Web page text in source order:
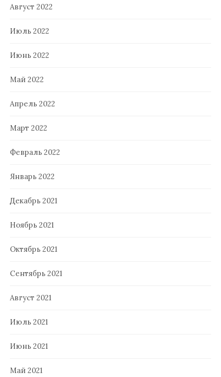
Август 2022
Июль 2022
Июнь 2022
Май 2022
Апрель 2022
Март 2022
Февраль 2022
Январь 2022
Декабрь 2021
Ноябрь 2021
Октябрь 2021
Сентябрь 2021
Август 2021
Июль 2021
Июнь 2021
Май 2021